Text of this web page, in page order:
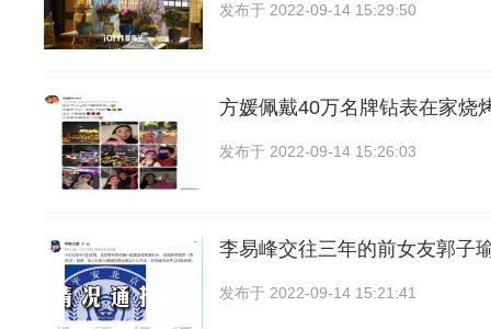
发布于 2022-09-14 15:29:50
方媛佩戴40万名牌钻表在家烧
发布于 2022-09-14 15:26:03
李易峰交往三年的前女友郭子
发布于 2022-09-14 15:21:41